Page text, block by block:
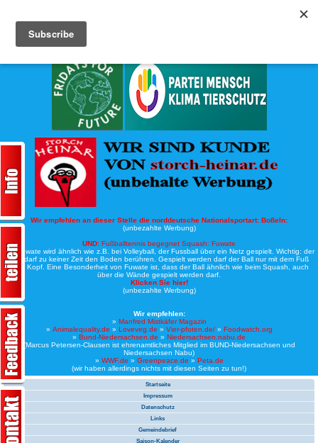
Wir empfehlen an dieser Stelle die norddeutsche Nationalsportart: Boßeln:
(unbezahlte Werbung)
UND: Fußballtennis begegnet Squash: Fuwate
Bei Fuwate wird ähnlich wie z.B. bei Volleyball, der Fussball über ein Netz gespielt. Wichtig: der
Ball darf zu keiner Zeit den Boden berühren. Gespielt werden darf der Ball nur mit dem Fuß
oder Kopf. Eine Besonderheit von Fuwate ist, dass der Ball ähnlich wie beim Squash, auch
über die Wände gespielt werden darf.
Klicken Sie hier!
(unbezahlte Werbung)
Wir empfehlen:
» Manfred Mistkäfer Magazin
» Animalequality.de » Loveveg.de » Vier-pfoten.de/» Foodwatch.org
» Bund-Niedersachsen.de » Niedersachsen.nabu.de
(Marcus Petersen-Clausen ist ehrenamtliches Mitglied im BUND-Niedersachsen und
Niedersachsen Nabu)
» WWF.de » Greenpeace.de » Peta.de
(wir haben allerdings nichts mit diesen Seiten zu tun!)
Startseite
Impressum
Datenschutz
Links
Gemeindebrief
Saison-Kalender